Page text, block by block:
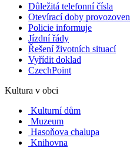
Důležitá telefonní čísla
Otevírací doby provozoven
Policie informuje
Jízdní řády
Řešení životních situací
Vyřídit doklad
CzechPoint
Kultura v obci
Kulturní dům
Muzeum
Hasoňova chalupa
Knihovna